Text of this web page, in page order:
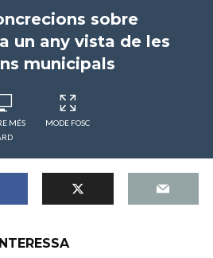
sobre
un any vista de les
municipals
MÉS
MODE FOSC